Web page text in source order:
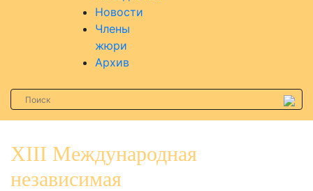
Новости
Члены
жюри
Архив
XIII Международная
независимая